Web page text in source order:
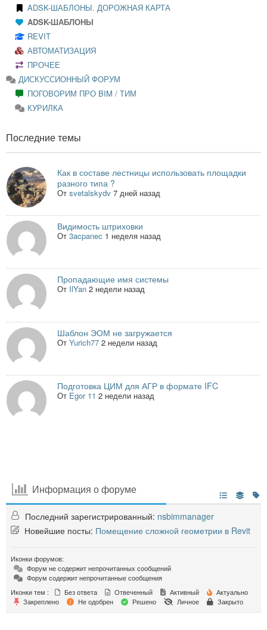
ADSK-ШАБЛОНЫ. ДОРОЖНАЯ КАРТА
ADSK-ШАБЛОНЫ
REVIT
АВТОМАТИЗАЦИЯ
ПРОЧЕЕ
ДИСКУССИОННЫЙ ФОРУМ
ПОГОВОРИМ ПРО BIM / ТИМ
КУРИЛКА
Последние темы
Как в составе лестницы использовать площадки
разного типа ?
Отsvetalskydv 7 дней назад
Видимость штриховки
От3acpanec 1 неделя назад
Пропадающие имя системы
От IlYan 2 недели назад
Шаблон ЭОМ не загружается
ОтYurich77 2 недели назад
Подготовка ЦИМ для АГР в формате IFC
От Egor 11 2 недели назад
Информация о форуме
Последний зарегистрированный: nsbimmanager
Новейшие посты: Помещение сложной геометрии в Revit
Иконки форумов:
Форум не содержит непрочитанных сообщений
Форум содержит непрочитанные сообщения
Иконки тем :
Без ответа Отвеченный Активный
Актуально
Закреплено
Не одобрен Решено Личное Закрыто